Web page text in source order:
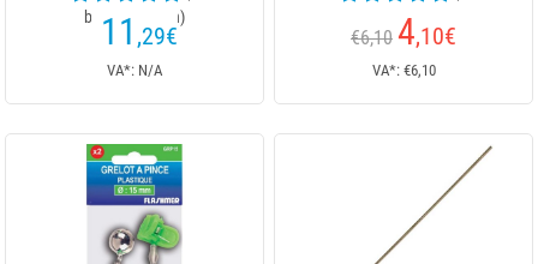
beoordelingen)
11 ,29€
VA*: N/A
beoordelingen)
€6,10 4,10€
VA*: €6,10